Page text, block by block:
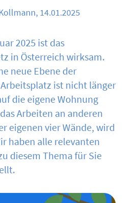
14.01.2025
2025 ist das
in Österreich wirksam.
neue Ebene der
ist nicht länger
die eigene Wohnung
Arbeiten an anderen
eigenen vier Wände, wird
haben alle relevanten
diesem Thema für Sie